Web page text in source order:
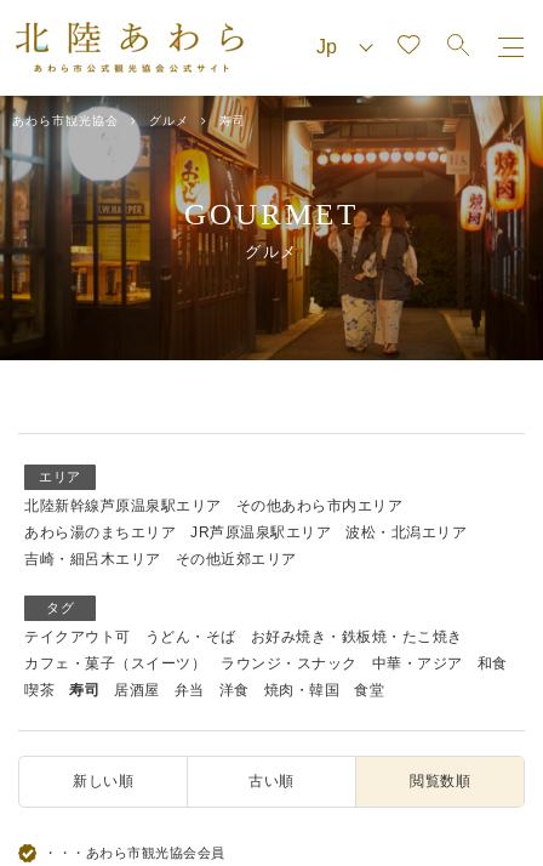
あわら市観光協会 グルメ 寿司
GOURMET
グルメ
エリア
北陸新幹線芦原温泉駅エリア
その他あわら市内エリア
あわら湯のまちエリア
JR芦原温泉駅エリア
波松・北潟エリア
吉崎・細呂木エリア
その他近郊エリア
タグ
テイクアウト可 うどん・そば
お好み焼き・鉄板焼・たこ焼き
カフェ・菓子（スイーツ）
ラウンジ・スナック 中華・アジア
和食
喫茶
寿司 居酒屋 弁当 洋食 焼肉・韓国 食堂
新しい順 古い順 閲覧数順
・・・あわら市観光協会会員